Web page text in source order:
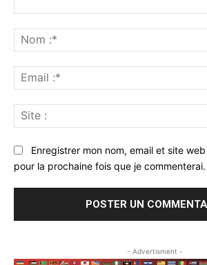
Enregistrer mon nom, email et site
pour la prochaine fois que je commenterai.
- Advertisment -